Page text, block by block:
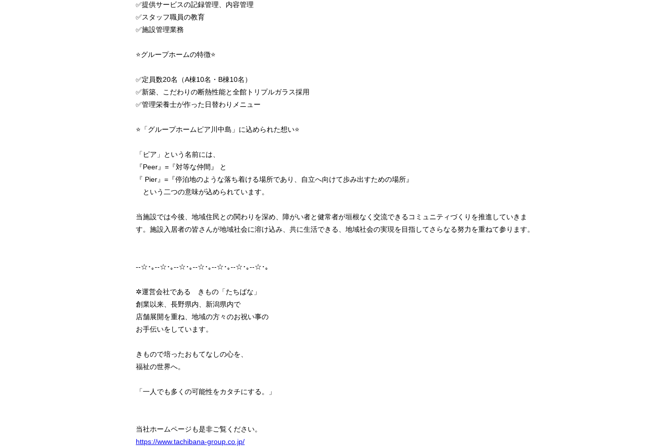
✅提供サービスの記録管理、内容管理
✅スタッフ職員の教育
✅施設管理業務
⭐グループホームの特徴⭐
✅定員数20名（A棟10名・B棟10名）
✅新築、こだわりの断熱性能と全館トリプルガラス採用
✅管理栄養士が作った日替わりメニュー
⭐「グループホームピア川中島」に込められた想い⭐
「ピア」という名前には、
『Peer』=『対等な仲間』 と
『 Pier』=『停泊地のような落ち着ける場所であり、自立へ向けて歩み出すための場所』
という二つの意味が込められています。
当施設では今後、地域住民との関わりを深め、障がい者と健常者が垣根なく交流できるコミュニティづくりを推進していきま
す。施設入居者の皆さんが地域社会に溶け込み、共に生活できる、地域社会の実現を目指してさらなる努力を重ねて参ります。
--☆･｡--☆･｡--☆･｡--☆･｡--☆･｡--☆･｡--☆･｡
✲運営会社である きもの「たちばな」
創業以来、長野県内、新潟県内で
店舗展開を重ね、地域の方々のお祝い事の
お手伝いをしています。
きもので培ったおもてなしの心を、
福祉の世界へ。
「一人でも多くの可能性をカタチにする。」
当社ホームページも是非ご覧ください。
https://www.tachibana-group.co.jp/